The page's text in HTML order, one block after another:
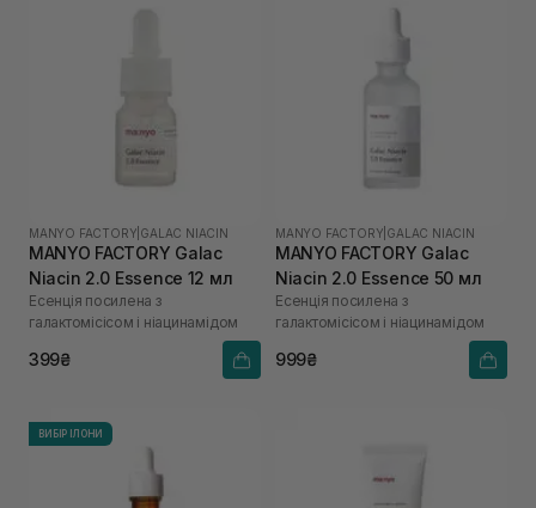
MANYO FACTORY GALAC NIACIN
MANYO FACTORY Galac
Niacin 2.0 Essence 12 мл
Есенція посилена з
галактомісісом і ніацинамідом
399₴
MANYO FACTORY GALAC NIACIN
MANYO FACTORY Galac
Niacin 2.0 Essence 50 мл
Есенція посилена з
галактомісісом і ніацинамідом
999₴
ВИБІР ІЛОНИ